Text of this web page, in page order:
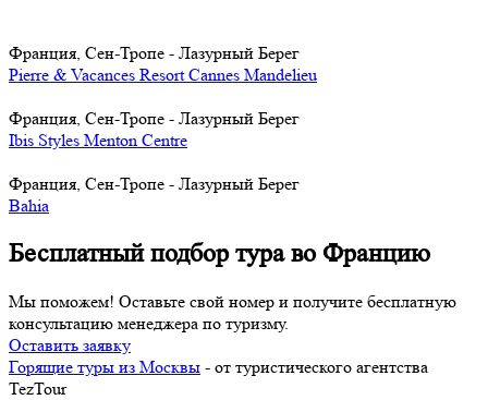
Франция, Cен-Тропе - Лазурный Берег
Pierre & Vacances Resort Cannes Mandelieu
Франция, Cен-Тропе - Лазурный Берег
Ibis Styles Menton Centre
Франция, Cен-Тропе - Лазурный Берег
Bahia
Бесплатный подбор тура во Францию
Мы поможем! Оставьте свой номер и получите бесплатную
консультацию менеджера по туризму.
Оставить заявку
Горящие туры из Москвы - от туристического агентства
TezTour